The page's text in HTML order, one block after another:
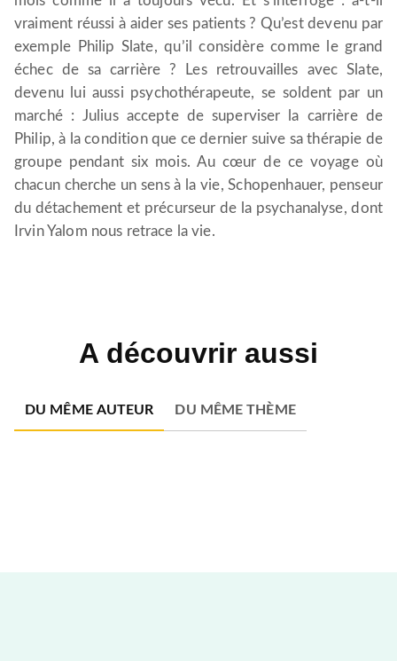
vraiment réussi à aider ses patients ? Qu’est devenu par
exemple Philip Slate, qu’il considère comme le grand
échec de sa carrière ? Les retrouvailles avec Slate,
devenu lui aussi psychothérapeute, se soldent par un
marché : Julius accepte de superviser la carrière de
Philip, à la condition que ce dernier suive sa thérapie de
groupe pendant six mois. Au cœur de ce voyage où
chacun cherche un sens à la vie, Schopenhauer, penseur
du détachement et précurseur de la psychanalyse, dont
Irvin Yalom nous retrace la vie.
A découvrir aussi
DU MÊME AUTEUR DU MÊME THÈME